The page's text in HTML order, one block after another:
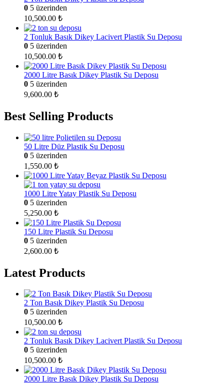
0 5 üzerinden
10,500.00 ₺
2 Tonluk Basık Dikey Lacivert Plastik Su Deposu
0 5 üzerinden
10,500.00 ₺
2000 Litre Basık Dikey Plastik Su Deposu
0 5 üzerinden
9,600.00 ₺
Best Selling Products
50 Litre Düz Plastik Su Deposu
0 5 üzerinden
1,550.00 ₺
1000 Litre Yatay Plastik Su Deposu
0 5 üzerinden
5,250.00 ₺
150 Litre Plastik Su Deposu
0 5 üzerinden
2,600.00 ₺
Latest Products
2 Ton Basık Dikey Plastik Su Deposu
0 5 üzerinden
10,500.00 ₺
2 Tonluk Basık Dikey Lacivert Plastik Su Deposu
0 5 üzerinden
10,500.00 ₺
2000 Litre Basık Dikey Plastik Su Deposu